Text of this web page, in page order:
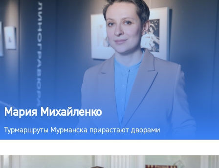
Мария Михайленко
Турмаршруты Мурманска прирастают дворами